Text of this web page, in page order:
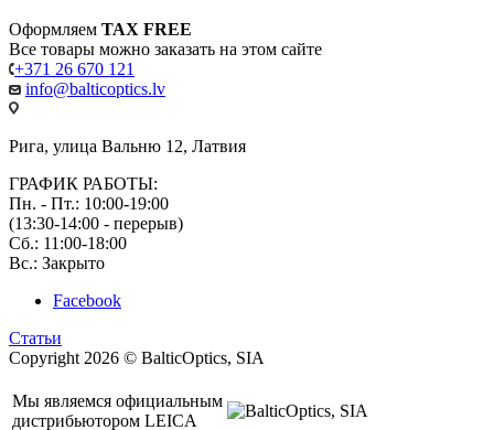
Оформляем TAX FREE
Все товары можно заказать на этом сайте
+371 26 670 121
info@balticoptics.lv
Рига, улица Вальню 12, Латвия
ГРАФИК РАБОТЫ:
Пн. - Пт.: 10:00-19:00
(13:30-14:00 - перерыв)
Сб.: 11:00-18:00
Вс.: Закрыто
Facebook
Статьи
Copyright 2026 © BalticOptics, SIA
Мы являемся официальным
дистрибьютором LEICA